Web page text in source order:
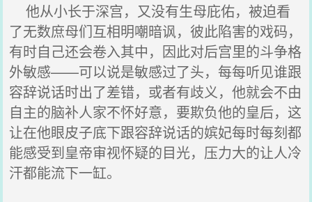
他从小长于深宫，又没有生母庇佑，被迫看
了无数庶母们互相明嘲暗讽，彼此陷害的戏码，
有时自己还会卷入其中，因此对后宫里的斗争格
外敏感——可以说是敏感过了头，每每听见谁跟
容辞说话时出了差错，或者有歧义，他就会不由
自主的脑补人家不怀好意，要欺负他的皇后，这
让在他眼皮子底下跟容辞说话的嫔妃每时每刻都
能感受到皇帝审视怀疑的目光，压力大的让人冷
汗都能流下一缸。